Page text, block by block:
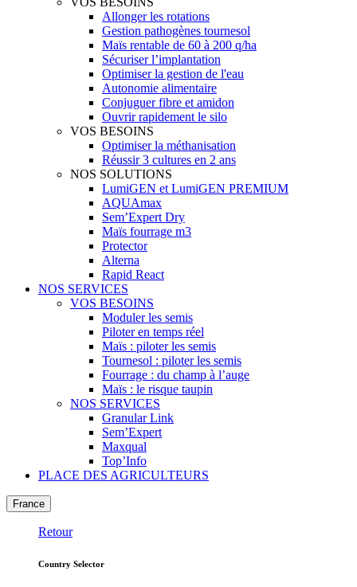
Allonger les rotations
Gestion pathogènes tournesol
Maïs rentable de 60 à 200 q/ha
Sécuriser l’implantation
Optimiser la gestion de l'eau
Autonomie alimentaire
Conjuguer fibre et amidon
Ouvrir rapidement le silo
VOS BESOINS
Optimiser la méthanisation
Réussir 3 cultures en 2 ans
NOS SOLUTIONS
LumiGEN et LumiGEN PREMIUM
AQUAmax
Sem’Expert Dry
Maïs fourrage m3
Protector
Alterna
Rapid React
NOS SERVICES
VOS BESOINS
Moduler les semis
Piloter en temps réel
Maïs : piloter les semis
Tournesol : piloter les semis
Fourrage : du champ à l’auge
Maïs : le risque taupin
NOS SERVICES
Granular Link
Sem’Expert
Maxqual
Top’Info
PLACE DES AGRICULTEURS
France
Retour
Country Selector